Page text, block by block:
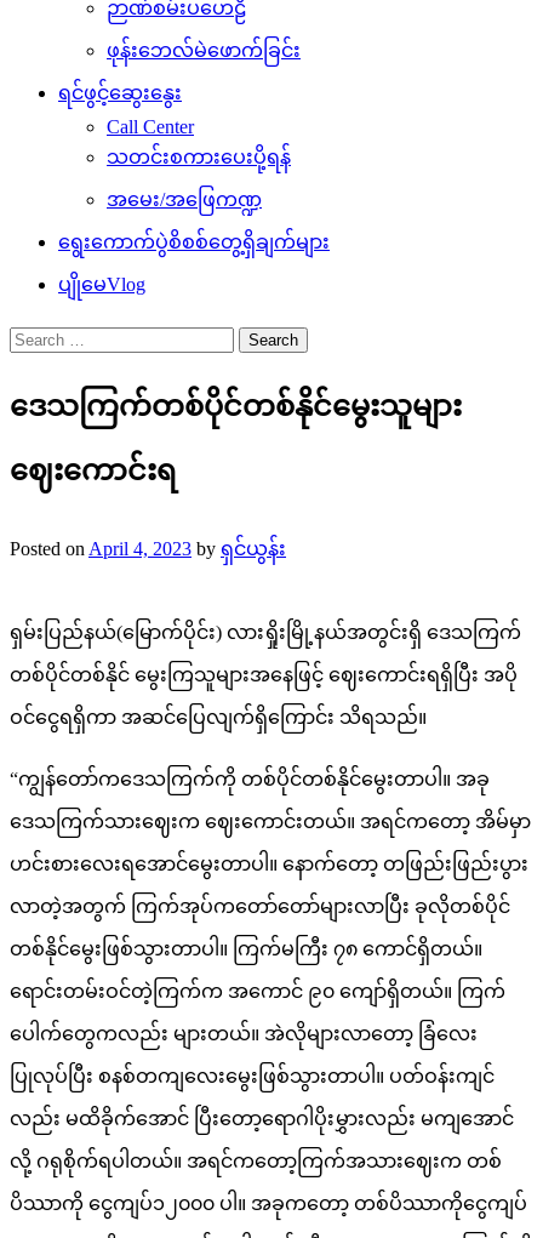
ဉာဏ်စမ်းပဟေဠိ
ဖုန်းဘေလ်မဲဖောက်ခြင်း
ရင်ဖွင့်ဆွေးနွေး
Call Center
သတင်းစကားပေးပို့ရန်
အမေး/အဖြေကဏ္ဍ
ရွေးကောက်ပွဲစိစစ်တွေ့ရှိချက်များ
ပျိုမေVlog
Search
for:
ဒေသကြက်တစ်ပိုင်တစ်နိုင်မွေးသူများ
ဈေးကောင်းရ
Posted on April 4, 2023 by ရှင်ယွန်း
ရှမ်းပြည်နယ်(မြောက်ပိုင်း) လားရှိုးမြို့နယ်အတွင်းရှိ ဒေသကြက်
တစ်ပိုင်တစ်နိုင် မွေးကြသူများအနေဖြင့် ဈေးကောင်းရရှိပြီး အပို
ဝင်ငွေရရှိကာ အဆင်ပြေလျက်ရှိကြောင်း သိရသည်။
“ကျွန်တော်ကဒေသကြက်ကို တစ်ပိုင်တစ်နိုင်မွေးတာပါ။ အခု
ဒေသကြက်သားဈေးက ဈေးကောင်းတယ်။ အရင်ကတော့ အိမ်မှာ
ဟင်းစားလေးရအောင်မွေးတာပါ။ နောက်တော့ တဖြည်းဖြည်းပွား
လာတဲ့အတွက် ကြက်အုပ်ကတော်တော်များလာပြီး ခုလိုတစ်ပိုင်
တစ်နိုင်မွေးဖြစ်သွားတာပါ။ ကြက်မကြီး ၇၈ ကောင်ရှိတယ်။
ရောင်းတမ်းဝင်တဲ့ကြက်က အကောင် ၉၀ ကျော်ရှိတယ်။ ကြက်
ပေါက်တွေကလည်း များတယ်။ အဲလိုများလာတော့ ခြံလေး
ပြုလုပ်ပြီး စနစ်တကျလေးမွေးဖြစ်သွားတာပါ။ ပတ်ဝန်းကျင်
လည်း မထိခိုက်အောင် ပြီးတော့ရောဂါပိုးမွှားလည်း မကျအောင်
လို့ ဂရုစိုက်ရပါတယ်။ အရင်ကတော့ကြက်အသားဈေးက တစ်
ပိဿာကို ငွေကျပ်၁၂၀၀၀ ပါ။ အခုကတော့ တစ်ပိဿာကိုငွေကျပ်